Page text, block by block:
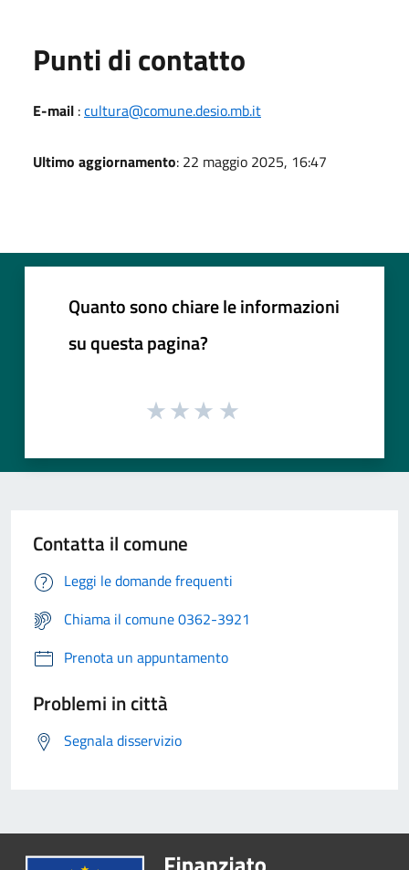
Punti di contatto
E-mail :cultura@comune.desio.mb.it
Ultimo aggiornamento: 22 maggio 2025, 16:47
Quanto sono chiare le informazioni
su questa pagina?
Contatta il comune
Leggi le domande frequenti
Chiama il comune 0362-3921
Prenota un appuntamento
Problemi in città
Segnala disservizio